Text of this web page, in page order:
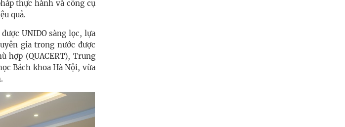
thực hành và công cụ
quả.
UNIDO sàng lọc, lựa
gia trong nước được
hợp (QUACERT), Trung
Bách khoa Hà Nội, vừa